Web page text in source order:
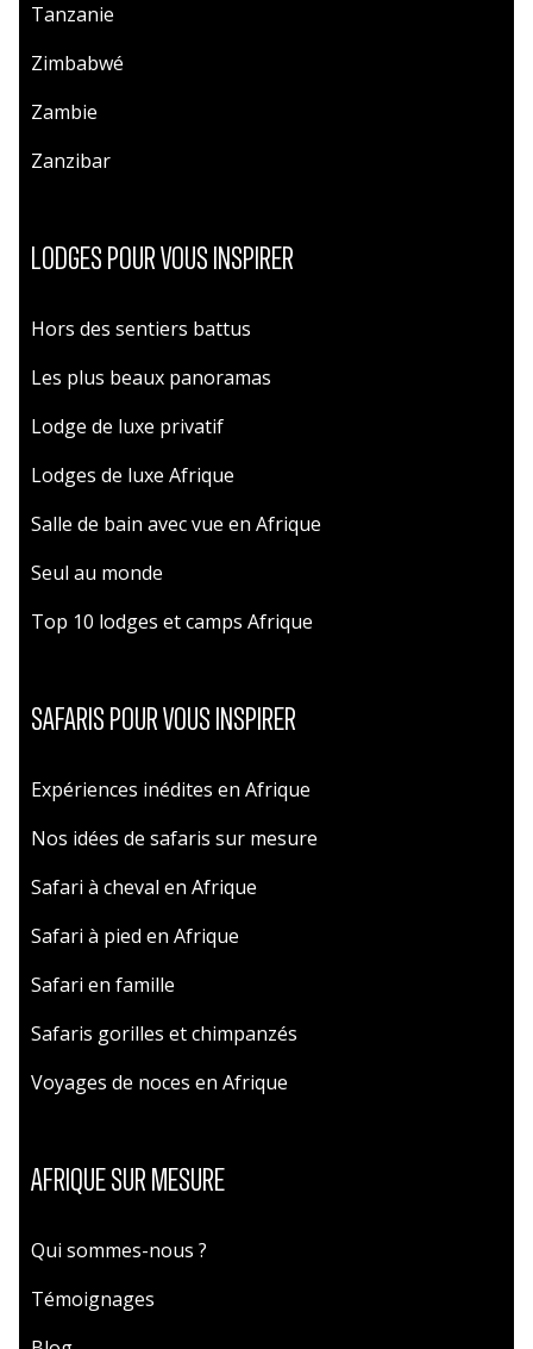
Tanzanie
Zimbabwé
Zambie
Zanzibar
LODGES POUR VOUS INSPIRER
Hors des sentiers battus
Les plus beaux panoramas
Lodge de luxe privatif
Lodges de luxe Afrique
Salle de bain avec vue en Afrique
Seul au monde
Top 10 lodges et camps Afrique
SAFARIS POUR VOUS INSPIRER
Expériences inédites en Afrique
Nos idées de safaris sur mesure
Safari à cheval en Afrique
Safari à pied en Afrique
Safari en famille
Safaris gorilles et chimpanzés
Voyages de noces en Afrique
AFRIQUE SUR MESURE
Qui sommes-nous ?
Témoignages